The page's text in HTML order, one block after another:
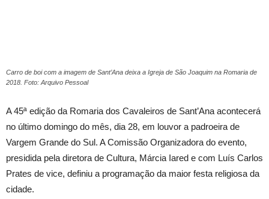
Carro de boi com a imagem de Sant’Ana deixa a Igreja de São Joaquim na Romaria de
2018. Foto: Arquivo Pessoal
A 45ª edição da Romaria dos Cavaleiros de Sant’Ana acontecerá
no último domingo do mês, dia 28, em louvor a padroeira de
Vargem Grande do Sul. A Comissão Organizadora do evento,
presidida pela diretora de Cultura, Márcia Iared e com Luís Carlos
Prates de vice, definiu a programação da maior festa religiosa da
cidade.